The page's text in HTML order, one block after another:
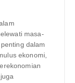
masa-
dalam
ekonomi,